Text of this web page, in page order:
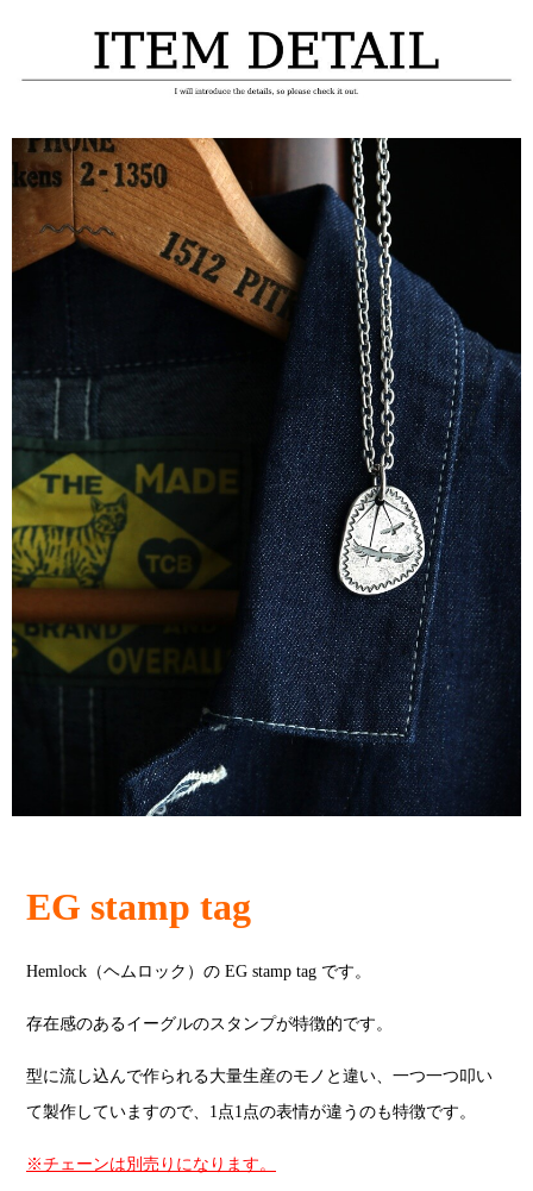
EG stamp tag
Hemlock（ヘムロック）の EG stamp tag です。
存在感のあるイーグルのスタンプが特徴的です。
型に流し込んで作られる大量生産のモノと違い、一つ一つ叩い
て製作していますので、1点1点の表情が違うのも特徴です。
※チェーンは別売りになります。